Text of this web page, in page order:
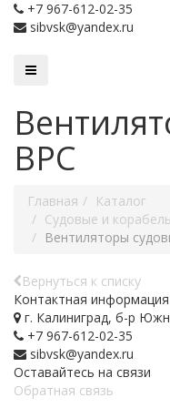
+7 967-612-02-35
sibvsk@yandex.ru
ВРС
Главная
Каталог
Судовые и
Вентиляторы
Вернуться к списку
Контактная информация
г. Калиниград, б-р
+7 967-612-02-35
sibvsk@yandex.ru
Оставайтесь на связи
Обратная связь